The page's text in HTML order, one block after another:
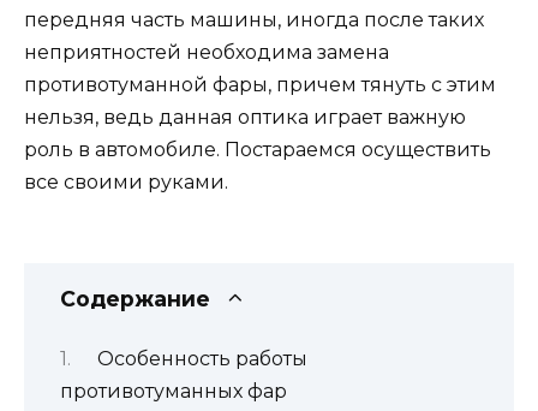
передняя часть машины, иногда после таких
неприятностей необходима замена
противотуманной фары, причем тянуть с этим
нельзя, ведь данная оптика играет важную
роль в автомобиле. Постараемся осуществить
все своими руками.
Содержание
Особенность работы
противотуманных фар